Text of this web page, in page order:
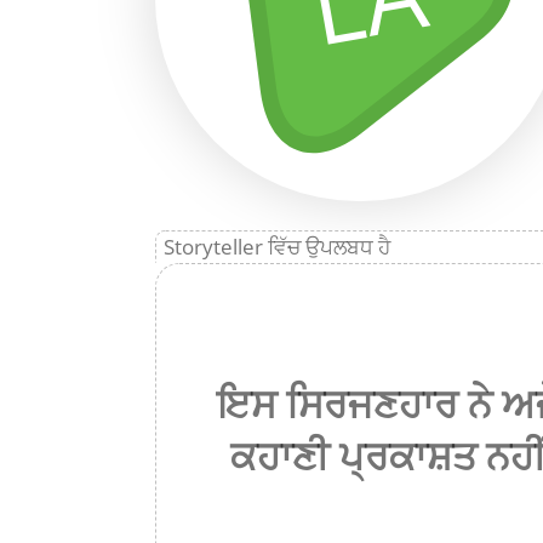
Storyteller ਵਿੱਚ ਉਪਲਬਧ ਹੈ
ਇਸ ਸਿਰਜਣਹਾਰ ਨੇ
ਕਹਾਣੀ ਪ੍ਰਕਾਸ਼ਤ